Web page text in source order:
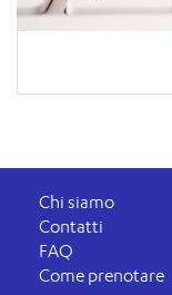
Chi siamo
Contatti
FAQ
Come prenotare